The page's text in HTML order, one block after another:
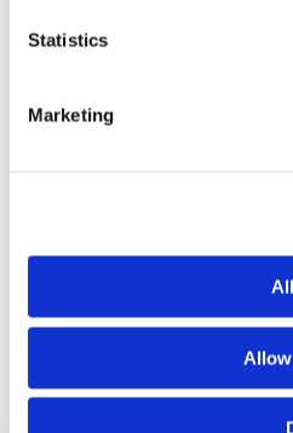
Statistics
Marketing
Melkslangetje